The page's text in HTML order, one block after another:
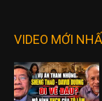
VIDEO MỚI